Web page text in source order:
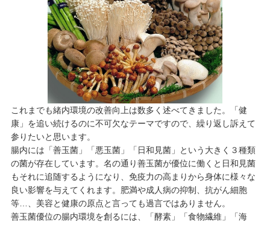
これまでも緒内環境の改善向上は数多く述べてきました。「健
康」を追い続けるのに不可欠なテーマですので、繰り返し訴えて
参りたいと思います。
腸内には「善玉菌」「悪玉菌」「日和見菌」という大きく３種類
の菌が存在しています。名の通り善玉菌が優位に働くと日和見菌
もそれに追随するようになり、免疫力の高まりから身体に様々な
良い影響を与えてくれます。肥満や成人病の抑制、抗がん細胞
等…、美容と健康の原点と言っても過言ではありません。
善玉菌優位の腸内環境を創るには、「酵素」「食物繊維」「海